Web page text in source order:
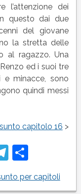
l’attenzione dei
questo dai due
del giovane
la stretta delle
al ragazzo. Una
ed i suoi tre
e minacce, sono
quindi messi
capitolo 16 >
Telegram
per capitoli